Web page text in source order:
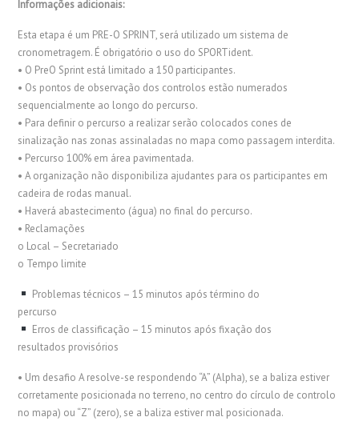
Informações adicionais:
Esta etapa é um PRE-O SPRINT, será utilizado um sistema de
cronometragem. É obrigatório o uso do SPORTident.
• O PreO Sprint está limitado a 150 participantes.
• Os pontos de observação dos controlos estão numerados
sequencialmente ao longo do percurso.
• Para definir o percurso a realizar serão colocados cones de
sinalização nas zonas assinaladas no mapa como passagem interdita.
• Percurso 100% em área pavimentada.
• A organização não disponibiliza ajudantes para os participantes em
cadeira de rodas manual.
• Haverá abastecimento (água) no final do percurso.
• Reclamações
o Local – Secretariado
o Tempo limite
Problemas técnicos – 15 minutos após término do
percurso
Erros de classificação – 15 minutos após fixação dos
resultados provisórios
• Um desafio A resolve-se respondendo “A” (Alpha), se a baliza estiver
corretamente posicionada no terreno, no centro do círculo de controlo
no mapa) ou “Z” (zero), se a baliza estiver mal posicionada.